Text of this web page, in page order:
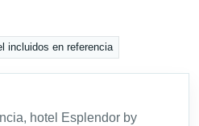
incluidos en referencia
hotel Esplendor by